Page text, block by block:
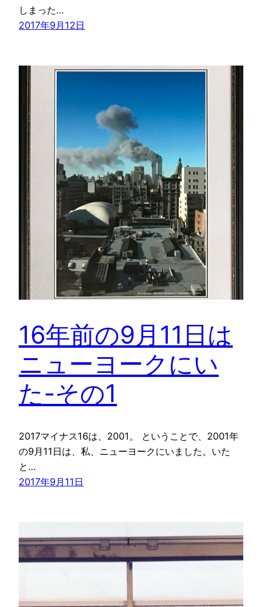
しまった…
2017年9月12日
16年前の9月11日は
ニューヨークにい
た-その1
2017マイナス16は、2001。 ということで、2001年
の9月11日は、私、ニューヨークにいました。いた
と…
2017年9月11日